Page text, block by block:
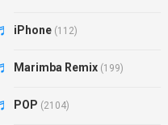
iPhone (112)
Marimba Remix (199)
POP (2104)